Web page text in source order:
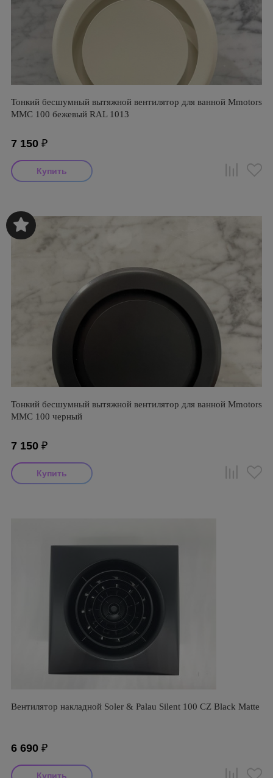
Тонкий бесшумный вытяжной вентилятор для ванной Mmotors
ММC 100 бежевый RAL 1013
7 150 ₽
Тонкий бесшумный вытяжной вентилятор для ванной Mmotors
ММC 100 черный
7 150 ₽
Вентилятор накладной Soler & Palau Silent 100 CZ Black Matte
6 690 ₽